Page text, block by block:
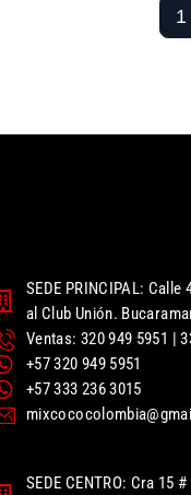
1
SEDE PRINCIPAL:
al Club Unión.
Ventas: 320 949 5951 |
+57 320 949 5951
+57 333 236 3015
SEDE CENTRO: Cra 15